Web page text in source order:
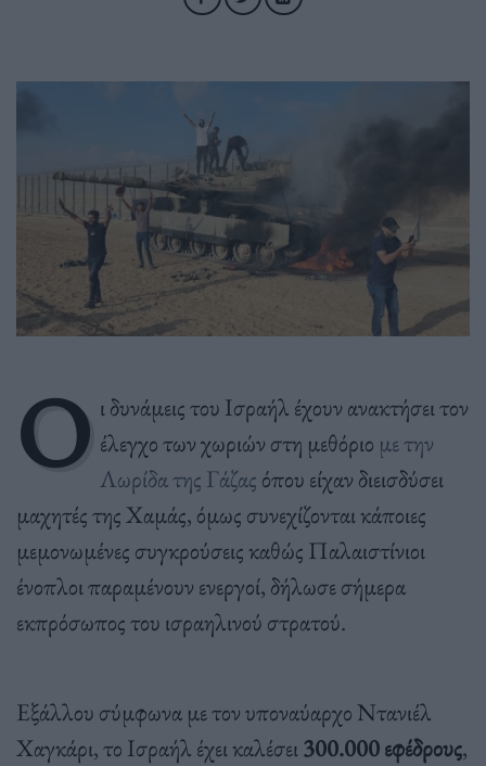
Ο ι δυνάμεις του Ισραήλ έχουν ανακτήσει τον
έλεγχο των χωριών στη μεθόριο με την
Λωρίδα της Γάζας όπου είχαν διεισδύσει
μαχητές της Χαμάς, όμως συνεχίζονται κάποιες
μεμονωμένες συγκρούσεις καθώς Παλαιστίνιοι
ένοπλοι παραμένουν ενεργοί, δήλωσε σήμερα
εκπρόσωπος του ισραηλινού στρατού.
Εξάλλου σύμφωνα με τον υποναύαρχο Ντανιέλ
Χαγκάρι, το Ισραήλ έχει καλέσει300.000 εφέδρους,